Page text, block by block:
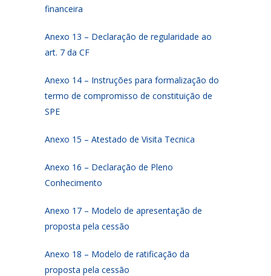
financeira
Anexo 13 – Declaração de regularidade ao
art. 7 da CF
Anexo 14 – Instruções para formalização do
termo de compromisso de constituição de
SPE
Anexo 15 – Atestado de Visita Tecnica
Anexo 16 – Declaração de Pleno
Conhecimento
Anexo 17 – Modelo de apresentação de
proposta pela cessão
Anexo 18 – Modelo de ratificação da
proposta pela cessão